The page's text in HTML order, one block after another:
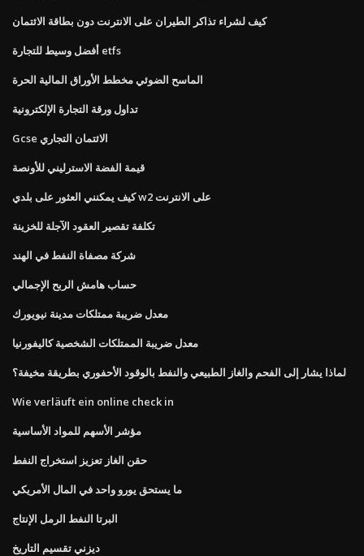
كيف لشراء تذاكر الطيران على الانترنت دون بطاقة الائتمان
أفضل وسيط للتجارة etfs
الماسح الضوئي مخطط الأوراق المالية الحرة
تداول ورقة التجارة الإلكترونية
Gcse الائتمان التجاري
قيمة الفضة الاسترليني للأونصة
كيف يمكنني العثور على بلدي w2 على الانترنت
تكلفة تقصير العقود الآجلة للخزينة
شركة مصفاة النفط في الهند
حساب هامش الربح الإجمالي
معدل ضريبة ممتلكات مدينة نيويورك
معدل ضريبة الممتلكات الشخصية كاليفورنيا
لماذا يشار إلى الفحم والغاز الطبيعي والنفط بالوقود الأحفوري بطريقة مخيفة؟
Wie verläuft ein online check in
مؤشر الأسهم للمواد الأساسية
حقن الغاز تعزيز استخراج النفط
ما يستحق يورو واحد في المال الأمريكي
البرتا النفط الرمل الإنتاج
ديزني تقسيم التاريخ